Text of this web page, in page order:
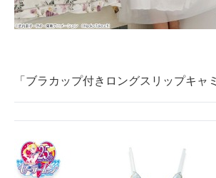
「ブラカップ付きロングスリップキャ